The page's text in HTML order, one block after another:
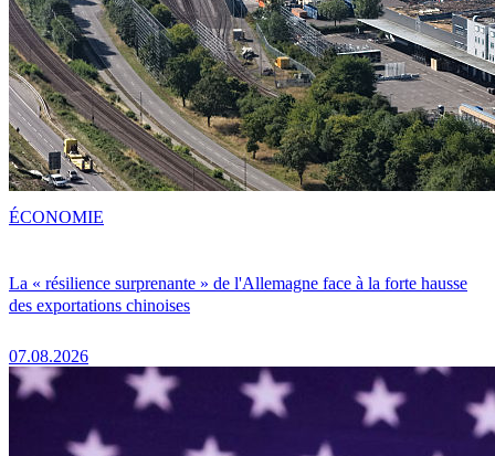
La « résilience surprenante » de l'Allemagne face à la forte hausse
des exportations chinoises
07.08.2026
ÉCONOMIE